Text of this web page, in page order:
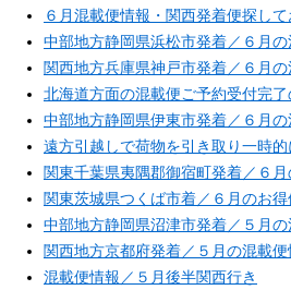
６月混載便情報・関西発着便探して
中部地方静岡県浜松市発着／６月
関西地方兵庫県神戸市発着／６月
北海道方面の混載便ご予約受付完
中部地方静岡県伊東市発着／６月
遠方引越しで荷物を引き取り一時
関東千葉県夷隅郡御宿町発着／６
関東茨城県つくば市着／６月のお得
中部地方静岡県沼津市発着／５月
関西地方京都府発着／５月の混載便
混載便情報／５月後半関西行き